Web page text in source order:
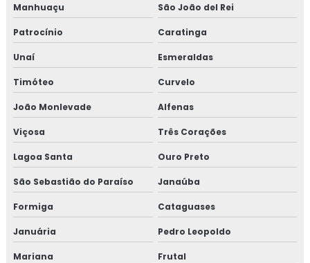
Consultoria em tratamento de não conformidades e
Curso de 5s para empresas
Curso auditor interno fssc 22000
Curso de auditor interno iso
Curso de auditor interno iso 9001
Curso de auditor iso 9001
Curso de boas práticas de fabricação
Manhuaçu São João del Rei
Patrocínio Caratinga
Unaí Esmeraldas
Timóteo Curvelo
João Monlevade Alfenas
Viçosa Três Corações
Lagoa Santa Ouro Preto
São Sebastião do Paraíso Janaúba
Formiga Cataguases
Januária Pedro Leopoldo
Mariana Frutal